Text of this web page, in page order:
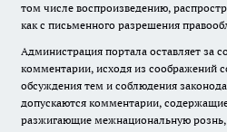
том числе воспроизведению,
как с письменного разрешения
Администрация портала оставляет за
комментарии, исходя из соображений
обсуждения тем и соблюдения
допускаются комментарии,
разжигающие межнациональную